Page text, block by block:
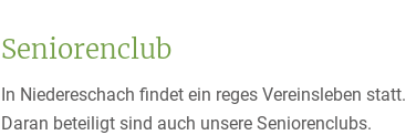
Seniorenclub
In Niedereschach findet ein reges Vereinsleben statt.
Daran beteiligt sind auch unsere Seniorenclubs.